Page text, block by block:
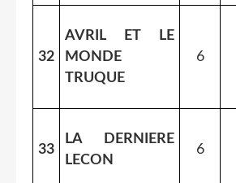
32
AVRIL ET LE
MONDE
TRUQUE
6
33
LA DERNIERE
LECON
6